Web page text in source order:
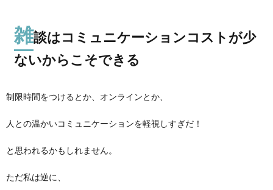
雑談はコミュニケーションコストが少
ないからこそできる
制限時間をつけるとか、オンラインとか、
人との温かいコミュニケーションを軽視しすぎだ！
と思われるかもしれません。
ただ私は逆に、